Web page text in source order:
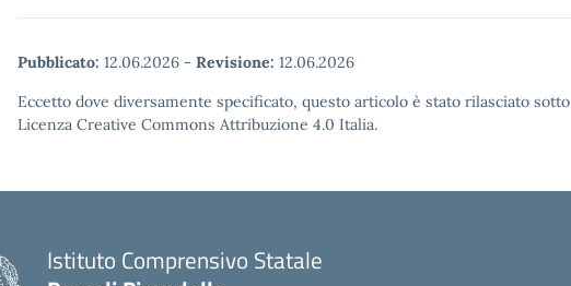
Pubblicato: 12.06.2026 - Revisione: 12.06.2026
Eccetto dove diversamente specificato, questo articolo è stato rilasciato sotto
Licenza Creative Commons Attribuzione 4.0 Italia.
Istituto Comprensivo Statale